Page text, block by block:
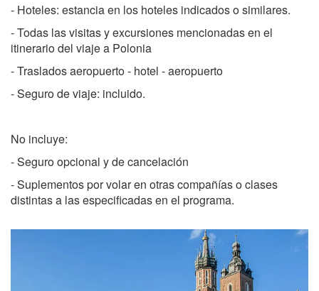
- Hoteles: estancia en los hoteles indicados o similares.
- Todas las visitas y excursiones mencionadas en el
itinerario del viaje a Polonia
- Traslados aeropuerto - hotel - aeropuerto
- Seguro de viaje: incluido.
No incluye:
- Seguro opcional y de cancelación
- Suplementos por volar en otras compañías o clases
distintas a las especificadas en el programa.